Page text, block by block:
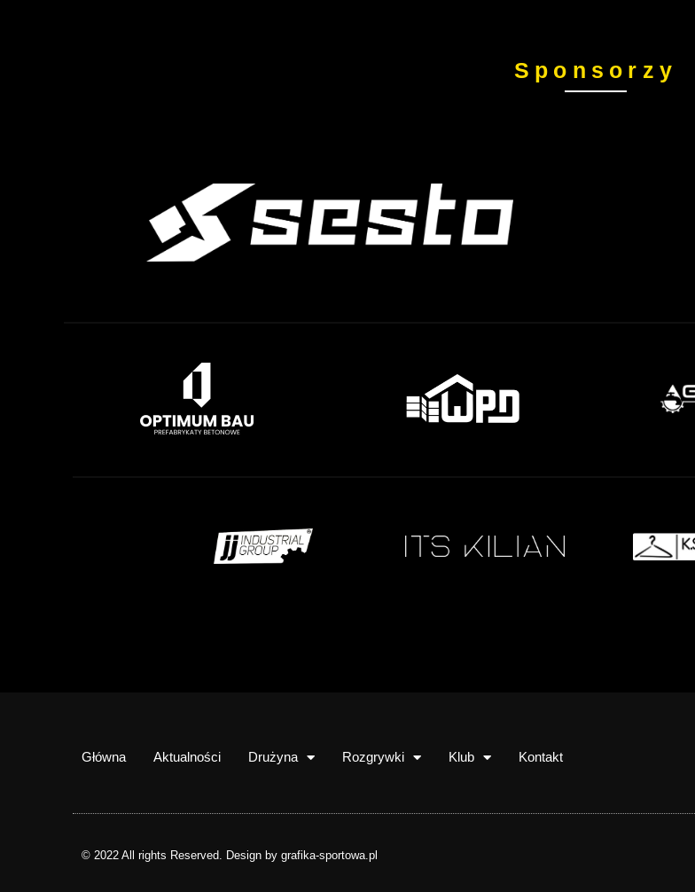
Sponsorzy
Główna Aktualności Drużyna Rozgrywki Klub Kontakt
© 2022 All rights Reserved. Design by grafika-sportowa.pl